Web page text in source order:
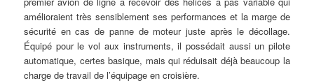
amélioraient très sensiblement ses performances et la marge de
sécurité en cas de panne de moteur juste après le décollage.
Équipé pour le vol aux instruments, il possédait aussi un pilote
automatique, certes basique, mais qui réduisait déjà beaucoup la
charge de travail de l’équipage en croisière.